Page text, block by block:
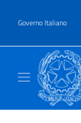
Governo Italiano